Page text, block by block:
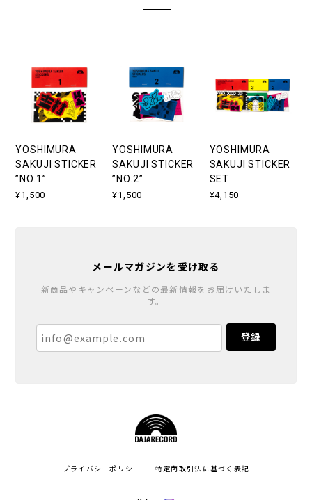
YOSHIMURA
SAKUJI STICKER
”NO.1”
¥1,500
YOSHIMURA
SAKUJI STICKER
”NO.2”
¥1,500
YOSHIMURA
SAKUJI STICKER
SET
¥4,150
メールマガジンを受け取る
新商品やキャンペーンなどの最新情報をお届けいたしま
す。
登録
プライバシーポリシー 特定商取引法に基づく表記